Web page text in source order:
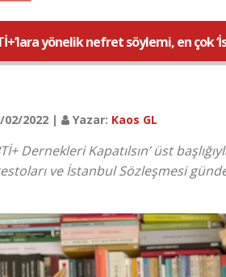
yönelik nefret söylemi, en çok
02/2022 | Yazar: Kaos GL
Dernekleri Kapatılsın’ üst
ve İstanbul Sözleşmesi